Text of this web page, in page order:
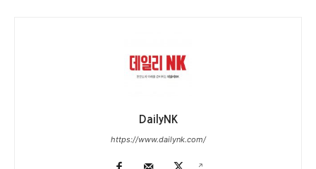
DailyNK
https://www.dailynk.com/